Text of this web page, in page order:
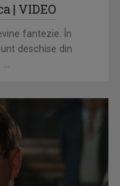
| VIDEO
fantezie. În
deschise din